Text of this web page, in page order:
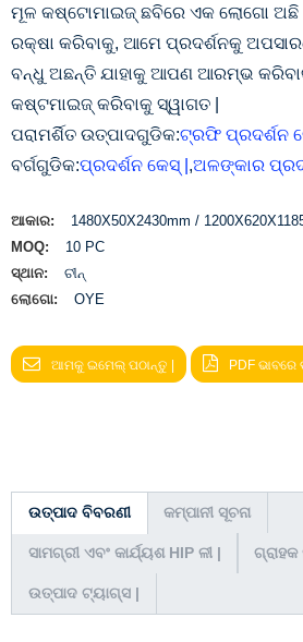
ମୂଳ କଷ୍ଟୋମାଇଜ୍ ଛବିରେ ଏକ ଲୋଗୋ ଅଛି
ରକ୍ଷା କରିବାକୁ, ଆମେ ପ୍ରଦର୍ଶନକୁ
ବନ୍ଧୁ ଅଛନ୍ତି ଯାହାକୁ ଆପଣ ଆରମ୍ଭ
କଷ୍ଟମାଇଜ୍ କରିବାକୁ ସ୍ୱାଗତ |
ପରାମର୍ଶିତ ଉତ୍ପାଦଗୁଡିକ:ଟ୍ରଫି ପ୍ରଦର୍ଶନ
ବର୍ଗଗୁଡିକ:ପ୍ରଦର୍ଶନ କେସ୍ | ,ଅଳଙ୍କାର
ଆକାର:
1480X50X2430mm /
MOQ:
10 PC
ସ୍ଥାନ:
ଚୀନ୍
ଲୋଗୋ:
OYE
ଆମକୁ ଇମେଲ୍ ପଠାନ୍ତୁ | PDF
ଉତ୍ପାଦ ବିବରଣୀ କମ୍ପାନୀ ସୂଚନା
ସାମଗ୍ରୀ ଏବଂ କାର୍ଯ୍ୟଶ HIP ଳୀ |
ଉତ୍ପାଦ ଟ୍ୟାଗ୍ସ |